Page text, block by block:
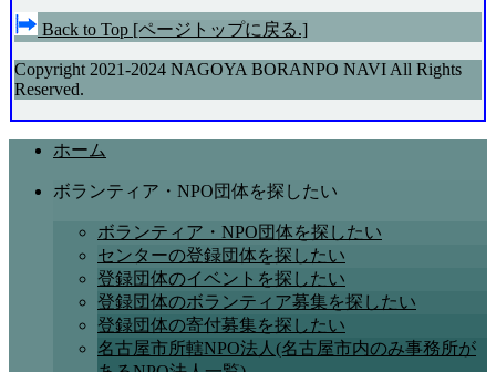
Back to Top [ページトップに戻る.]
Copyright 2021-2024 NAGOYA BORANPO NAVI All Rights
Reserved.
ホーム
ボランティア・NPO団体を探したい
ボランティア・NPO団体を探したい
センターの登録団体を探したい
登録団体のイベントを探したい
登録団体のボランティア募集を探したい
登録団体の寄付募集を探したい
名古屋市所轄NPO法人(名古屋市内のみ事務所が